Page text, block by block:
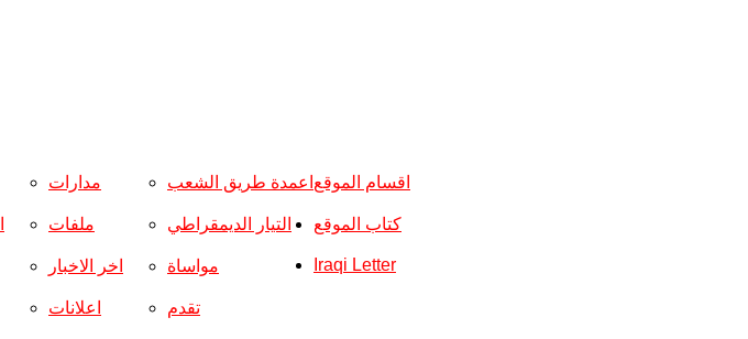
اقسام الموقع مدارات
ملفات
اخر الاخبار
اعلانات
اعمدة طريق الشعب
التيار الديمقراطي
مواساة
تقدم
كتاب الموقع
Iraqi Letter